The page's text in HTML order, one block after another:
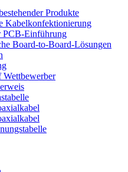
Produkte
Kabelkonfektionierung
PCB-Einführung
Board-to-Board-Lösungen
Wettbewerber